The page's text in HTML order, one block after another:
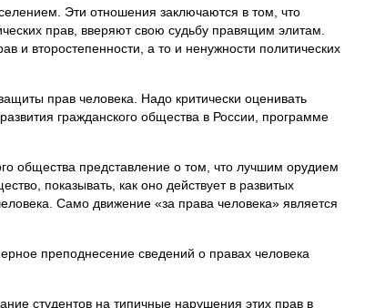
Эти отношения заключаются в том, что
прав, вверяют свою судьбу правящим элитам.
и второстепенности, а то и ненужности политических
прав человека. Надо критически оценивать
гражданского общества в России, программе
общества представление о том, что лучшим орудием
показывать, как оно действует в развитых
Само движение «за права человека» является
преподнесение сведений о правах человека
студентов на типичные нарушения этих прав в